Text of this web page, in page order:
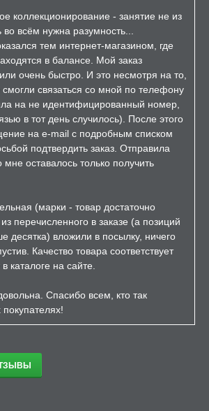
коллекционирование - занятие не из
всём нужна разумность...
тем интернет-магазином, где
в балансе. Мой заказ
очень быстро. И это несмотря на то,
связаться со мной по телефону
на не идентифицированный номер,
в тот день случилось). После этого
на e-mail с подробным списком
подтвердить заказ. Отправила
мне оставалось только получить
(марки - товар достаточно
перечисленного в заказе (а позиций
десятка) вложили в посылку, ничего
Качество товара соответствует
каталоге на сайте.
Спасибо всем, кто так
покупателях!